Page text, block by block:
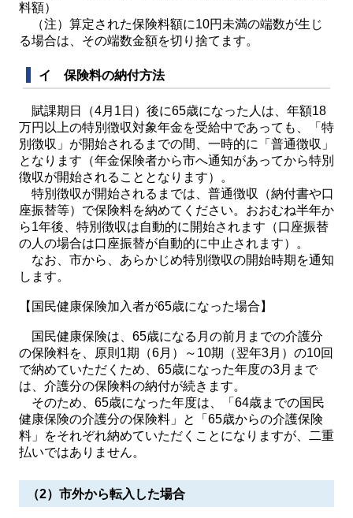
料額）
（注）算定された保険料額に10円未満の端数が生じ
る場合は、その端数金額を切り捨てます。
イ 保険料の納付方法
賦課期日（4月1日）後に65歳になった人は、年額18
万円以上の特別徴収対象年金を受給中であっても、「特
別徴収」が開始されるまでの間、一時的に「普通徴収」
となります（年金保険者から市へ通知があってから特別
徴収が開始されることとなります）。
特別徴収が開始されるまでは、普通徴収（納付書や口
座振替等）で保険料を納めてください。おおむね半年か
ら1年後、特別徴収は自動的に開始されます（口座振替
の人の場合は口座振替が自動的に中止されます）。
なお、市から、あらかじめ特別徴収の開始時期を通知
します。
【国民健康保険加入者が65歳になった場合】
国民健康保険は、65歳になる月の前月までの介護分
の保険料を、原則1期（6月）～10期（翌年3月）の10回
で納めていただくため、65歳になった年度の3月まで
は、介護分の保険料の納付が続きます。
そのため、65歳になった年度は、「64歳までの国民
健康保険の介護分の保険料」と「65歳からの介護保険
料」をそれぞれ納めていただくことになりますが、二重
払いではありません。
（2）市外から転入した場合